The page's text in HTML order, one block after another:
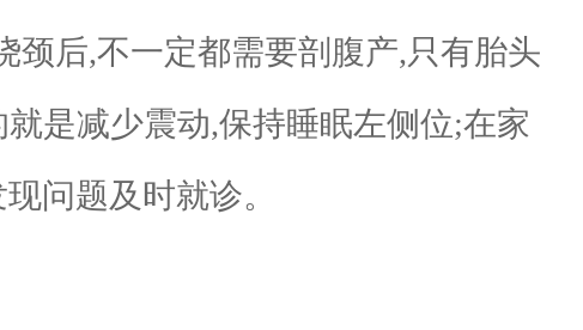
后,不一定都需要剖腹产,只有胎头
是减少震动,保持睡眠左侧位;在家
问题及时就诊。